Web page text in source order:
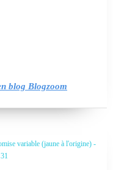
variable (jaune à l'origine) -
blog Blogzoom